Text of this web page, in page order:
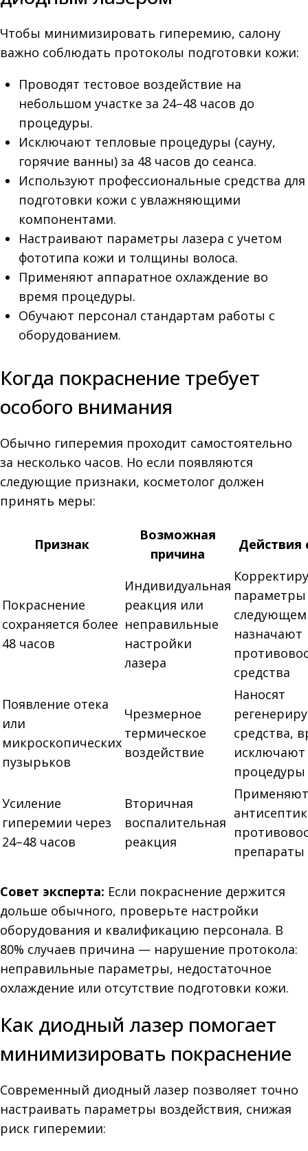
Чтобы минимизировать гиперемию, салону
важно соблюдать протоколы подготовки кожи:
Проводят тестовое воздействие на
небольшом участке за 24–48 часов до
процедуры.
Исключают тепловые процедуры (сауну,
горячие ванны) за 48 часов до сеанса.
Используют профессиональные средства для
подготовки кожи с увлажняющими
компонентами.
Настраивают параметры лазера с учетом
фототипа кожи и толщины волоса.
Применяют аппаратное охлаждение во
время процедуры.
Обучают персонал стандартам работы с
оборудованием.
Когда покраснение требует
особого внимания
Обычно гиперемия проходит самостоятельно
за несколько часов. Но если появляются
следующие признаки, косметолог должен
принять меры:
Признак
Возможная
причина
Действия
Покраснение
сохраняется более
48 часов
Индивидуальная
реакция или
неправильные
настройки
лазера
следующем
назначают
средства
Появление отека
или
микроскопических
пузырьков
Чрезмерное
термическое
воздействие
Наносят
средства,
процедуры
Усиление
гиперемии через
24–48 часов
Вторичная
воспалительная
реакция
Применяют
препараты
Совет эксперта: Если покраснение держится
дольше обычного, проверьте настройки
оборудования и квалификацию персонала. В
80% случаев причина — нарушение протокола:
неправильные параметры, недостаточное
охлаждение или отсутствие подготовки кожи.
Как диодный лазер помогает
минимизировать покраснение
Современный диодный лазер позволяет точно
настраивать параметры воздействия, снижая
риск гиперемии: